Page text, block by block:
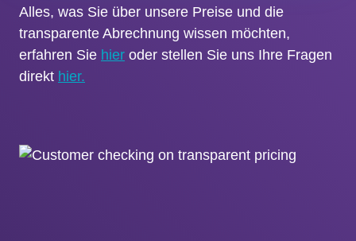
Alles, was Sie über unsere Preise und die
transparente Abrechnung wissen möchten,
erfahren Sie hier oder stellen Sie uns Ihre Fragen
direkt hier.